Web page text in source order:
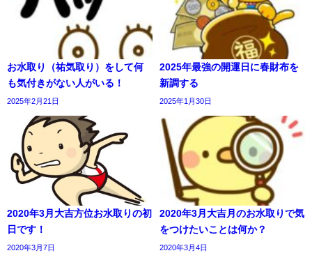
お水取り（祐気取り）をして何
も気付きがない人がいる！
2025年2月21日
2025年最強の開運日に春財布を
新調する
2025年1月30日
2020年3月大吉方位お水取りの初
日です！
2020年3月7日
2020年3月大吉月のお水取りで気
をつけたいことは何か？
2020年3月4日